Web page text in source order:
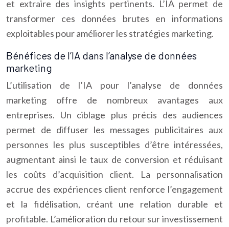
et extraire des insights pertinents. L’IA permet de
transformer ces données brutes en informations
exploitables pour améliorer les stratégies marketing.
Bénéfices de l’IA dans l’analyse de données
marketing
L’utilisation de l’IA pour l’analyse de données
marketing offre de nombreux avantages aux
entreprises. Un ciblage plus précis des audiences
permet de diffuser les messages publicitaires aux
personnes les plus susceptibles d’être intéressées,
augmentant ainsi le taux de conversion et réduisant
les coûts d’acquisition client. La personnalisation
accrue des expériences client renforce l’engagement
et la fidélisation, créant une relation durable et
profitable. L’amélioration du retour sur investissement